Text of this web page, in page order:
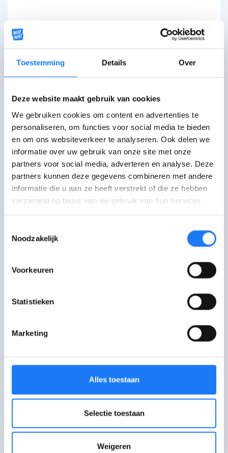
Toestemming Details Over
Deze website maakt gebruik van cookies
We gebruiken cookies om content en advertenties te
personaliseren, om functies voor social media te bieden
en om ons websiteverkeer te analyseren. Ook delen we
informatie over uw gebruik van onze site met onze
partners voor social media, adverteren en analyse. Deze
partners kunnen deze gegevens combineren met andere
informatie die u aan ze heeft verstrekt of die ze hebben
verzameld op basis van uw gebruik van hun services.
Noodzakelijk
Voorkeuren
Statistieken
Marketing
Alles toestaan
Selectie toestaan
Weigeren
De laatste controle van deze pagina was op 17
december 2025.
Wat vond je van deze
pagina?
Je feedback helpt ons om betere
Ik ben geholpen
Ik heb nog vragen Niet wat ik zocht